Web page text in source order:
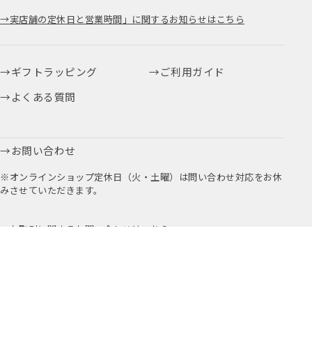
実店舗の定休日と営業時間」に関するお知らせはこちら
ギフトラッピング
ご利用ガイド
よくある質問
お問い合わせ
※オンラインショップ定休日（火・土曜）は問い合わせ対応をお休
みさせていただきます。
お取引に関するお問い合わせはこちら